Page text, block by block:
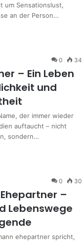
um Sensationslust,
an der Person…
0 34
– Ein Leben
und
der immer wieder
auftaucht – nicht
sondern…
0 30
–
Lebenswege
ehepartner spricht,